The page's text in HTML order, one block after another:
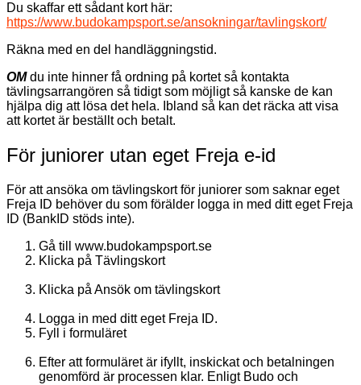
Du skaffar ett sådant kort här:
https://www.budokampsport.se/ansokningar/tavlingskort/
Räkna med en del handläggningstid.
OMdu inte hinner få ordning på kortet så kontakta
tävlingsarrangören så tidigt som möjligt så kanske de kan
hjälpa dig att lösa det hela. Ibland så kan det räcka att visa
att kortet är beställt och betalt.
För juniorer utan eget Freja e-id
För att ansöka om tävlingskort för juniorer som saknar eget
Freja ID behöver du som förälder logga in med ditt eget Freja
ID (BankID stöds inte).
Gå till www.budokampsport.se
Klicka på Tävlingskort
Klicka på Ansök om tävlingskort
Logga in med ditt eget Freja ID.
Fyll i formuläret
Efter att formuläret är ifyllt, inskickat och betalningen
genomförd är processen klar. Enligt Budo och